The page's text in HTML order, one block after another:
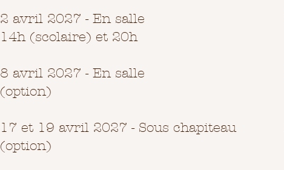
2 avril 2027 - En salle
14h (scolaire) et 20h
8 avril 2027 - En salle
(option)
17 et 19 avril 2027 - Sous chapiteau
(option)